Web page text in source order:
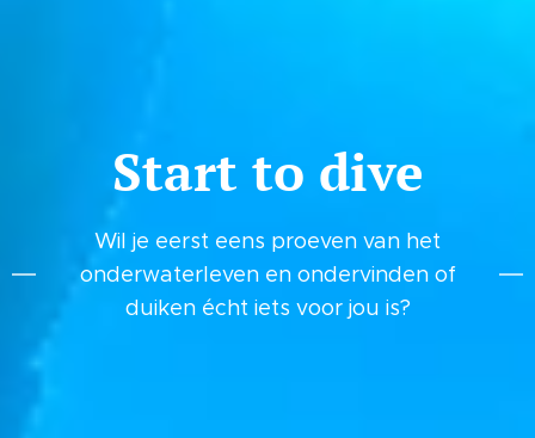
Start to dive
Wil je eerst eens proeven van het
onderwaterleven en ondervinden of
duiken écht iets voor jou is?